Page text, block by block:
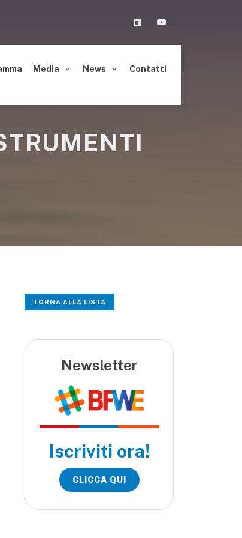
Linkedin
Media News Contatti
TORNA ALLA LISTA
Newsletter
Iscriviti ora!
CLICCA QUI